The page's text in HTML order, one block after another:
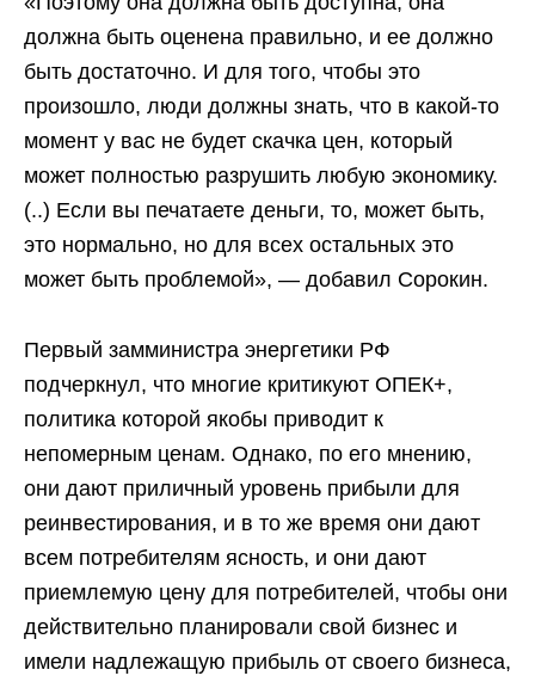
должна быть оценена правильно, и ее должно
быть достаточно. И для того, чтобы это
произошло, люди должны знать, что в какой-то
момент у вас не будет скачка цен, который
может полностью разрушить любую экономику.
(..) Если вы печатаете деньги, то, может быть,
это нормально, но для всех остальных это
может быть проблемой», — добавил Сорокин.
Первый замминистра энергетики РФ
подчеркнул, что многие критикуют ОПЕК+,
политика которой якобы приводит к
непомерным ценам. Однако, по его мнению,
они дают приличный уровень прибыли для
реинвестирования, и в то же время они дают
всем потребителям ясность, и они дают
приемлемую цену для потребителей, чтобы они
действительно планировали свой бизнес и
имели надлежащую прибыль от своего бизнеса,